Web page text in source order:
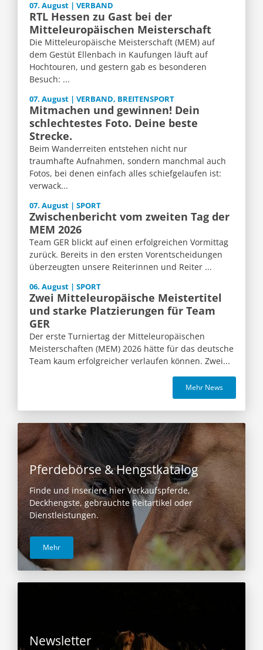
07. August | VERBAND
RTL Hessen zu Gast bei der
Mitteleuropäischen Meisterschaft
Die Mitteleuropäische Meisterschaft (MEM) auf
dem Gestüt Ellenbach in Kaufungen läuft auf
Hochtouren, und gestern gab es besonderen
Besuch: ...
07. August | VERBAND, BREITENSPORT
Mitmachen und gewinnen! Dein
schlechtestes Foto. Deine beste
Strecke.
Beim Wanderreiten entstehen nicht nur
traumhafte Aufnahmen, sondern manchmal auch
Fotos, bei denen einfach alles schiefgelaufen ist:
verwack...
07. August | SPORT
Zwischenbericht vom zweiten Tag der
MEM 2026
Team GER blickt auf einen erfolgreichen Vormittag
zurück. Bereits in den ersten Vorentscheidungen
überzeugten unsere Reiterinnen und Reiter ...
06. August | SPORT
Zwei Mitteleuropäische Meistertitel
und starke Platzierungen für Team
GER
Der erste Turniertag der Mitteleuropäischen
Meisterschaften (MEM) 2026 hätte für das deutsche
Team kaum erfolgreicher verlaufen können. Zwei...
Mehr News
Pferdebörse & Hengstkatalog
Finde und inseriere hier Verkaufspferde,
Deckhengste, gebrauchte Reitartikel oder
Dienstleistungen.
Mehr
Newsletter